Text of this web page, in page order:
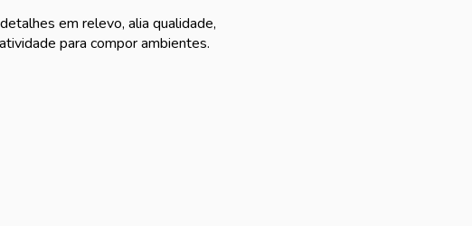
em relevo, alia qualidade,
para compor ambientes.